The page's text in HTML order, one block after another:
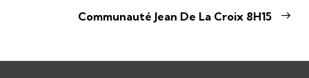
Communauté Jean De La Croix 8H15